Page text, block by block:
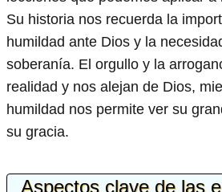
Su historia nos recuerda la
humildad ante Dios y la
soberanía. El orgullo y la
realidad y nos alejan de Dios,
humildad nos permite ver su
su gracia.
Aspectos clave de las